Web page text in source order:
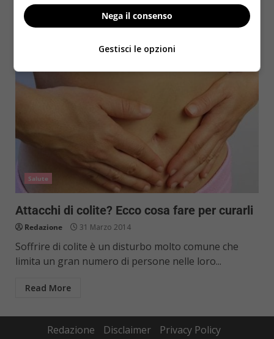
Read More
Salute
Attacchi di colite? Ecco cosa fare per curarli
Redazione 31 Marzo 2014
Soffrire di colite è un disturbo molto comune che
limita un gran numero di persone nelle loro...
Read More
Redazione Disclaimer Privacy Policy
Nega il consenso
Gestisci le opzioni